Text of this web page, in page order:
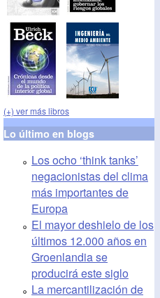
(+) ver más libros
Lo último en blogs
Los ocho ‘think tanks’
negacionistas del clima
más importantes de
Europa
El mayor deshielo de los
últimos 12.000 años en
Groenlandia se
producirá este siglo
La mercantilización de